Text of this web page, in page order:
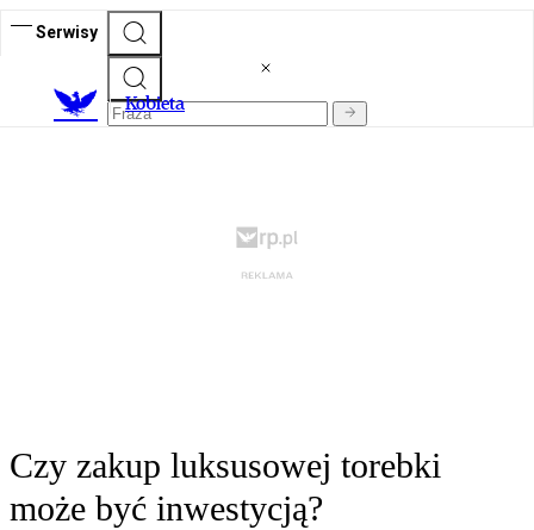
Serwisy
Kobieta
Czy zakup luksusowej torebki
może być inwestycją?